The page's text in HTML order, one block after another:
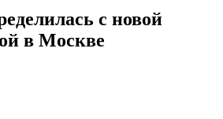
с новой
в Москве